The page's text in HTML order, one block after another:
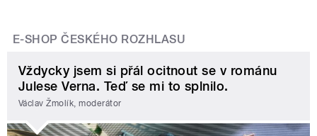
E-SHOP ČESKÉHO ROZHLASU
Vždycky jsem si přál ocitnout se v románu
Julese Verna. Teď se mi to splnilo.
Václav Žmolík, moderátor